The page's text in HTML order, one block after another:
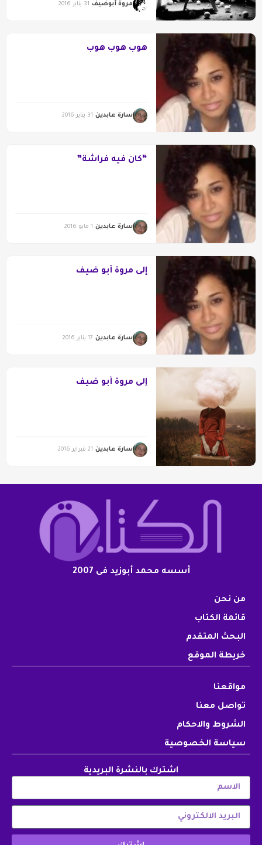
مروة أبوضيف 31 يناير 2016
هوب هوب هوب
سارة عابدين 31 يناير 2016
“كان فيه فراشة”
سارة عابدين 1 مايو 2016
إلى مروة أبو ضيف
سارة عابدين 17 يناير 2016
إلى مروة أبو ضيف
سارة عابدين 21 فبراير 2016
أسسه محمد أبوزيد فى 2007
من نحن
قائمة الكتاب
البحث المتقدم
خريطة الموقع
مواقعنا
تواصل معنا
الشروط والاحكام
سياسة الخصوصية
اشترك بالنشرة البريدية